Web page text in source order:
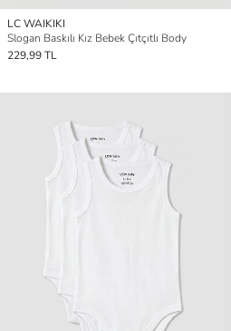
LC WAIKIKI
Slogan Baskılı Kız Bebek Çıtçıtlı Body
229,99 TL